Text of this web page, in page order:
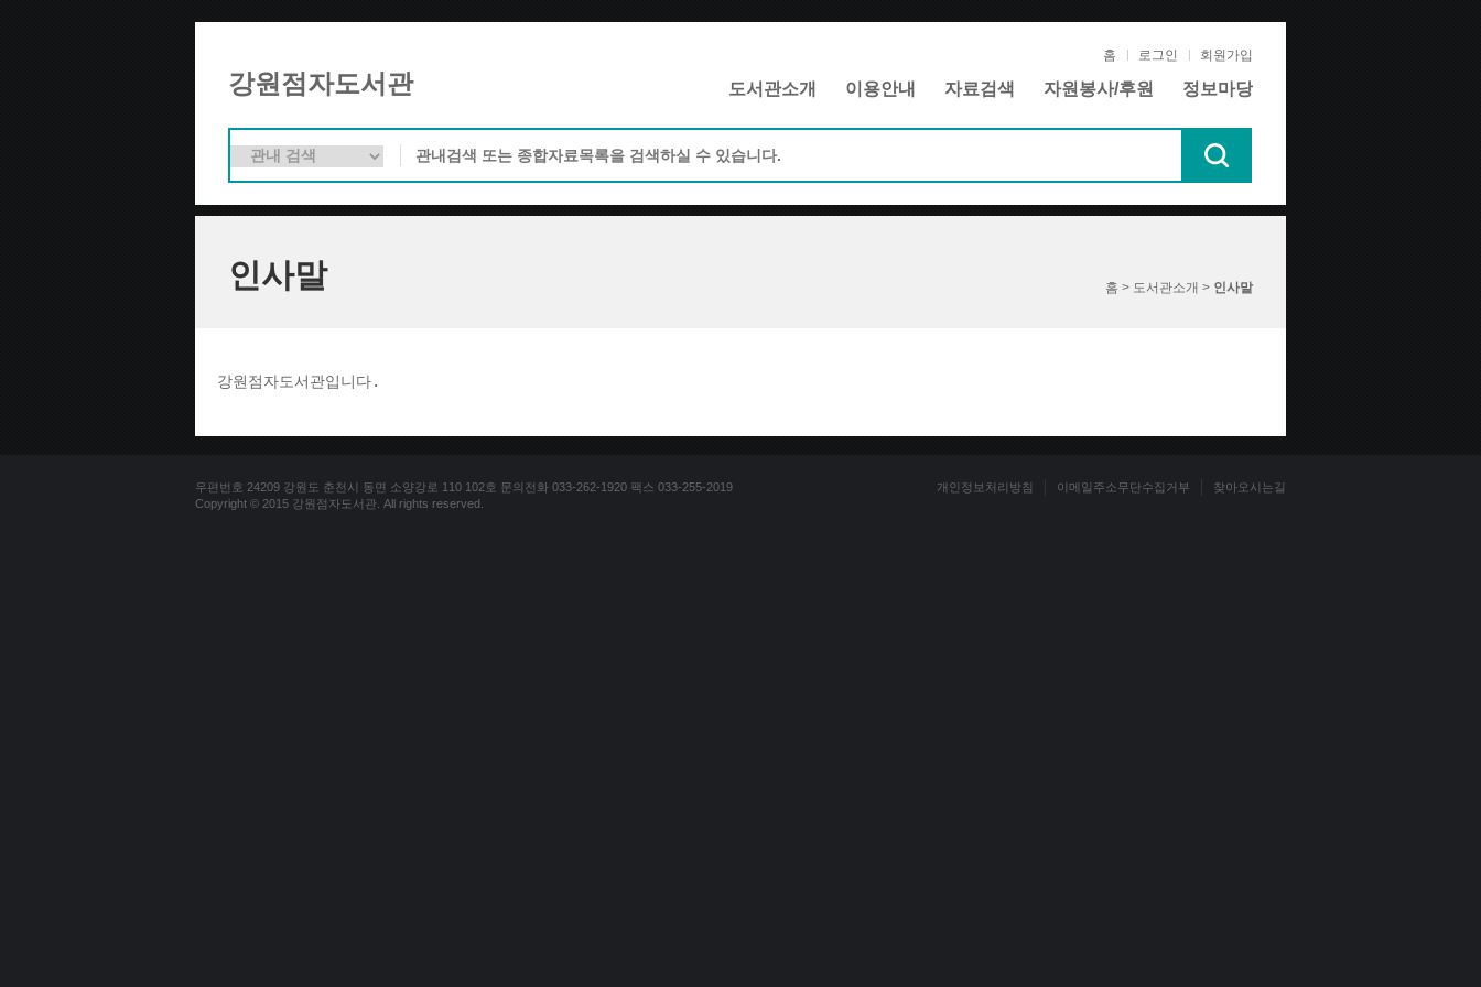
강원점자도서관
홈 로그인 회원가입
도서관소개 이용안내 자료검색 자원봉사/후원 정보마당
인사말 홈 > 도서관소개 > 인사말
강원점자도서관입니다.
우편번호 24209 강원도 춘천시 동면 소양강로 110 102호 문의전화 033-262-1920 팩스 033-255-2019
Copyright © 2015 강원점자도서관. All rights reserved.
개인정보처리방침 이메일주소무단수집거부 찾아오시는길